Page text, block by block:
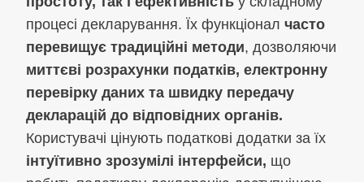
процесі декларування. Їх функціонал часто
перевищує традиційні методи, дозволяючи
миттєві розрахунки податків, електронну
перевірку даних та швидку передачу
декларацій до відповідних органів.
Користувачі цінують податкові додатки за їх
інтуїтивно зрозумілі інтерфейси, що